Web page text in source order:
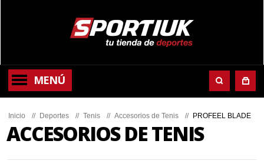
MENÚ
Inicio // Deportes // Tenis // Accesorios de Tenis // PROFEEL BLADE
ACCESORIOS DE TENIS